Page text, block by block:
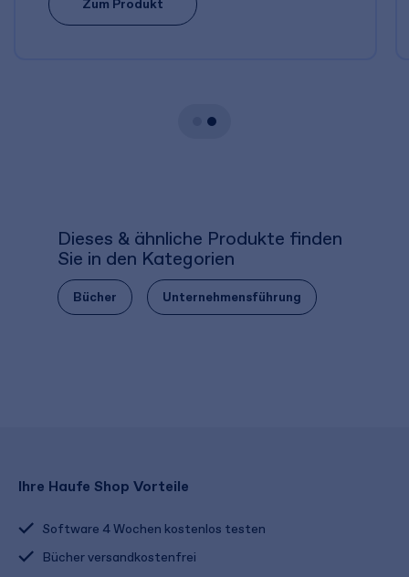
Zum Produkt
Dieses & ähnliche Produkte finden
Sie in den Kategorien
Bücher Unternehmensführung
Ihre Haufe Shop Vorteile
Software 4 Wochen kostenlos testen
Bücher versandkostenfrei